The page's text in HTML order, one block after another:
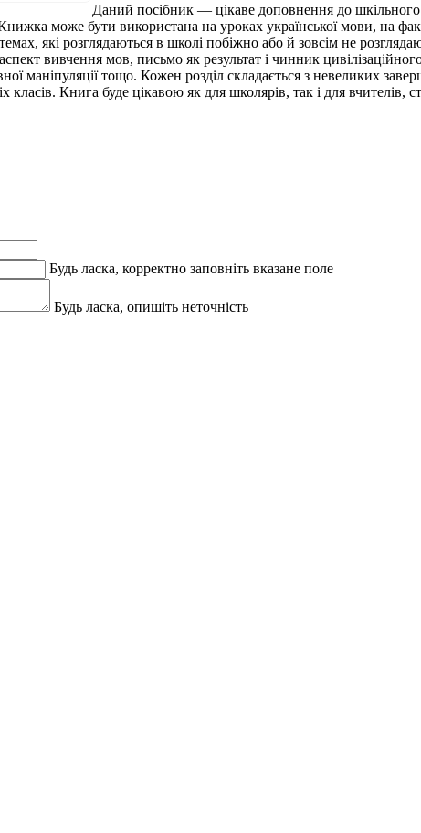
Даний посібник — цікаве доповнення до шкільного
може бути використана на уроках української мови, на
які розглядаються в школі побіжно або й зовсім не
вивчення мов, письмо як результат і чинник
маніпуляції тощо. Кожен розділ складається з невеликих
класів. Книга буде цікавою як для школярів, так і для вчителів,
Будь ласка, корректно заповніть вказане поле
Будь ласка, опишіть неточність